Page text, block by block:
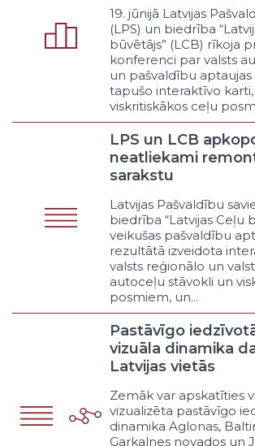
Cita veida kultūras un
pasākumi
Sociālā drošība
Atbalsts trūcīgajiem
Atbalsts sociāli
Līdzdalības
Mājokļa politika
Nodarbinātība
Atbalsts ģimenēm ar
Atbalsts sociālajai
uzņēmējdarbībai
Atbalsts vecajiem
Citi sociālās drošības
Veselības aizsardzība
Slimnīcas pakalpojumi
Atbalsts sekundārajai
ambulatorajai
(speciālistu
Atbalsts ģimenes
(vispārējās prakses
pieejamība)
Atbalsts sabiedrības
pasākumiem
Atbalsts rehabilitācijas
19. jūnijā Latvijas
(LPS) un biedrība
būvētājs” (LCB) rīkoja
konferenci par valsts
un pašvaldību
tapušo interaktīvo karti,
viskritiskākos ceļu
LPS un LCB
neatliekami
sarakstu
Latvijas Pašvaldību
biedrība “Latvijas Ceļu
veikušas pašvaldību
rezultātā izveidota
valsts reģionālo un
autoceļu stāvokli un
posmiem, un...
Pastāvīgo
vizuāla dinamika
Latvijas vietās
Zemāk var apskatīties
vizualizēta pastāvīgo
dinamika Aglonas,
Garkalnes novados un